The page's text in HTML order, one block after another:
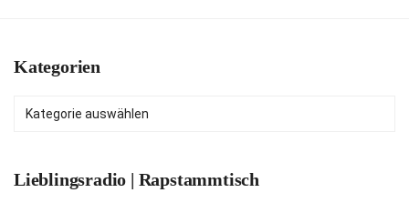
Kategorien
Kategorien
Lieblingsradio | Rapstammtisch